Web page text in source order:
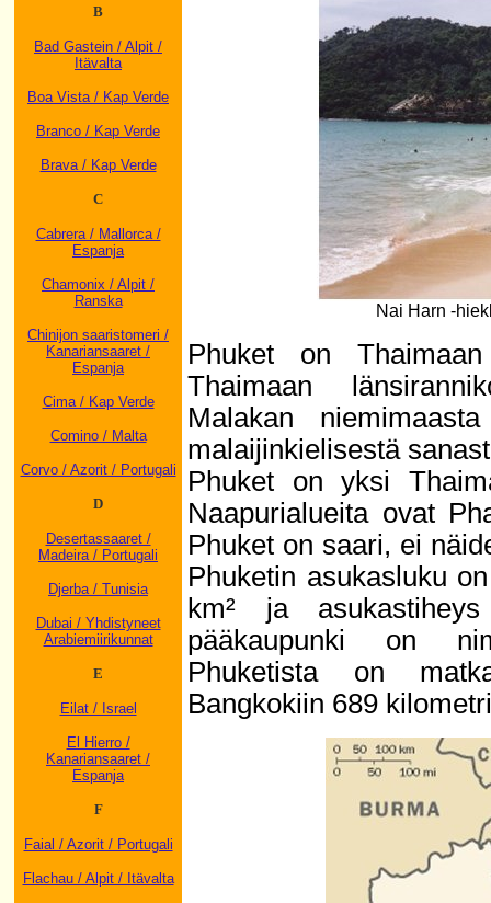
B
Bad Gastein / Alpit /
Itävalta
Boa Vista / Kap Verde
Branco / Kap Verde
Brava / Kap Verde
C
Cabrera / Mallorca /
Espanja
Chamonix / Alpit /
Ranska
Chinijon saaristomeri /
Kanariansaaret /
Espanja
Cima / Kap Verde
Comino / Malta
Corvo / Azorit / Portugali
D
Desertassaaret /
Madeira / Portugali
Djerba / Tunisia
Dubai / Yhdistyneet
Arabiemiirikunnat
E
Eilat / Israel
El Hierro /
Kanariansaaret /
Espanja
F
Faial / Azorit / Portugali
Flachau / Alpit / Itävalta
Nai Harn -
Phuket on
Thaimaan
Malakan
malaijinkielisestä
Phuket on yksi
Naapurialueita ovat
Phuket on saari, ei
Phuketin asukasluku
km² ja
pääkaupunki on
Phuketista on
Bangkokiin 689